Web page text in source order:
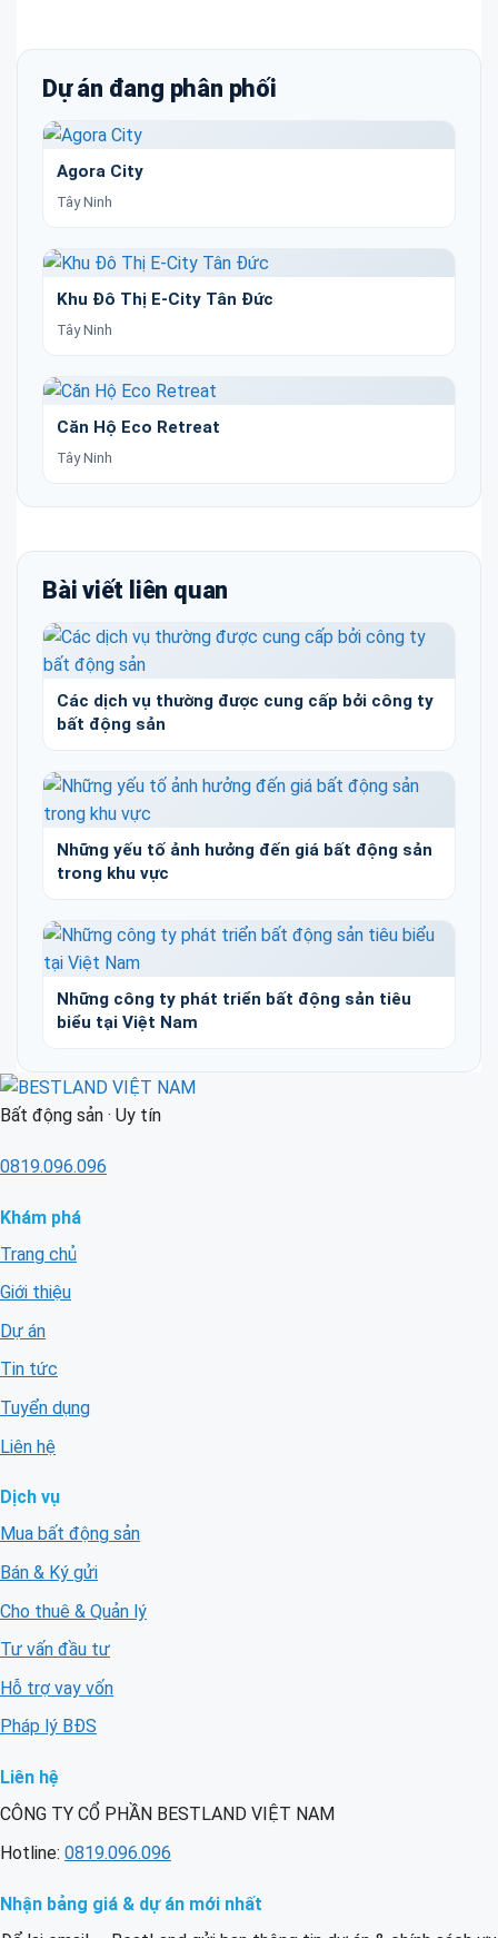
Dự án đang phân phối
Agora City
Tây Ninh
Khu Đô Thị E-City Tân Đức
Tây Ninh
Căn Hộ Eco Retreat
Tây Ninh
Bài viết liên quan
Các dịch vụ thường được cung cấp bởi công ty
bất động sản
Những yếu tố ảnh hưởng đến giá bất động sản
trong khu vực
Những công ty phát triển bất động sản tiêu
biểu tại Việt Nam
Bất động sản · Uy tín
0819.096.096
Khám phá
Trang chủ
Giới thiệu
Dự án
Tin tức
Tuyển dụng
Liên hệ
Dịch vụ
Mua bất động sản
Bán & Ký gửi
Cho thuê & Quản lý
Tư vấn đầu tư
Hỗ trợ vay vốn
Pháp lý BĐS
Liên hệ
CÔNG TY CỔ PHẦN BESTLAND VIỆT NAM
Hotline: 0819.096.096
Nhận bảng giá & dự án mới nhất